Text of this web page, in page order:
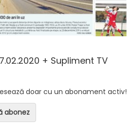
+ Supliment TV
doar cu un abonament activ!
abonez